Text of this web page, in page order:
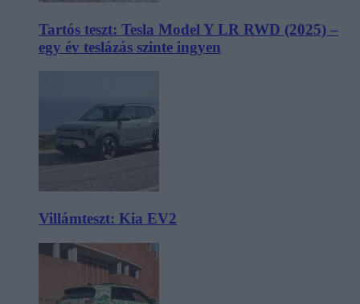
Tartós teszt: Tesla Model Y LR RWD (2025) –
egy év teslázás szinte ingyen
Villámteszt: Kia EV2